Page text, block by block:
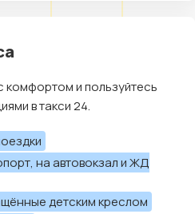
комфортом и пользуйтесь
в такси 24.
на автовокзал и ЖД
детским креслом